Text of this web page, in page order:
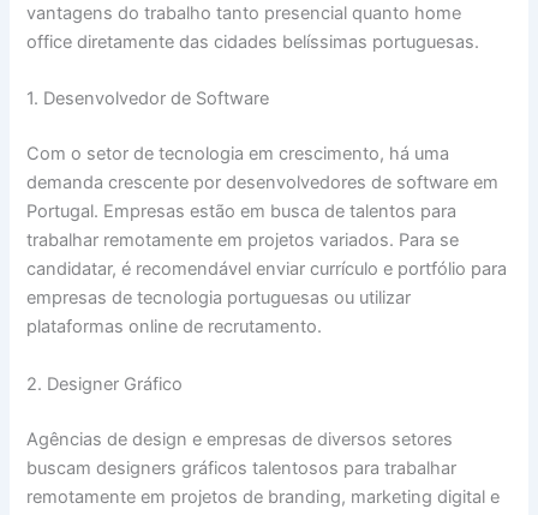
vantagens do trabalho tanto presencial quanto home
office diretamente das cidades belíssimas portuguesas.
1. Desenvolvedor de Software
Com o setor de tecnologia em crescimento, há uma
demanda crescente por desenvolvedores de software em
Portugal. Empresas estão em busca de talentos para
trabalhar remotamente em projetos variados. Para se
candidatar, é recomendável enviar currículo e portfólio para
empresas de tecnologia portuguesas ou utilizar
plataformas online de recrutamento.
2. Designer Gráfico
Agências de design e empresas de diversos setores
buscam designers gráficos talentosos para trabalhar
remotamente em projetos de branding, marketing digital e